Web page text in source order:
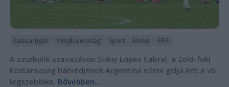
Labdarúgás Világbajnokság Sport Messi FIFA
A szurkolói szavazáson Sidny Lopes Cabral, a Zöld-foki
Köztársaság hátvédjének Argentína elleni gólja lett a vb
legszebbike. Bővebben...